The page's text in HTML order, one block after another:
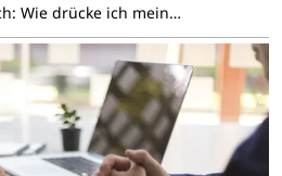
Wie drücke ich mein…